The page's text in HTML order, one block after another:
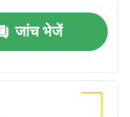
जांच भेजें